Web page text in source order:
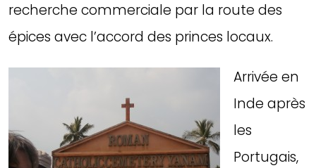
recherche commerciale par la route des
épices avec l’accord des princes locaux.
Arrivée en
Inde après
les
Portugais,